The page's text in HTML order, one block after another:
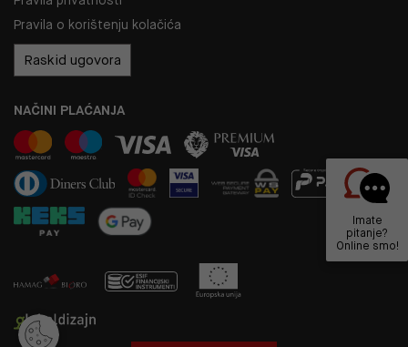
Pravila o korištenju kolačića
Raskid ugovora
NAČINI PLAĆANJA
Imate
pitanje?
Online smo!